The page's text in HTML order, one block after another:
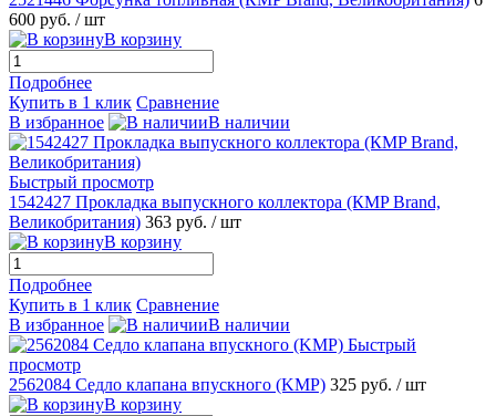
600 руб. / шт
В корзину
Подробнее
Купить в 1 клик Сравнение
В избранное
В наличии
Быстрый просмотр
1542427 Прокладка выпускного коллектора (КMP Brand,
Великобритания) 363 руб. / шт
В корзину
Подробнее
Купить в 1 клик Сравнение
В избранное
В наличии
Быстрый
просмотр
2562084 Седло клапана впускного (KMP) 325 руб. / шт
В корзину